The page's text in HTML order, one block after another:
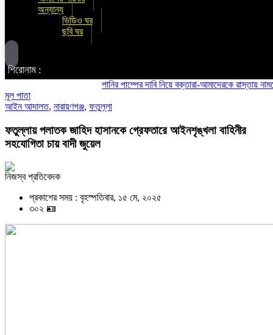
অন্যান্য
ভিডিও ঘর
ছবি ঘর
শিরোনাম :
পানির পাম্পের দাবি নিয়ে বক্তারা-আমাদেরকে রাস্তায় নামতে
মূল পাতা
আইন আদালত, নারায়ণগঞ্জ, ফতুল্লা
ফতুল্লায় পলাতক জাহিদ হাসানকে গ্রেফতারে আইনশৃঙ্খলা বাহিনীর
সহযোগিতা চায় বাদী জুয়েল
নিজস্ব প্রতিবেদক
প্রকাশের সময় : বৃহস্পতিবার, ১৫ মে, ২০২৫
৩০২ 🪪